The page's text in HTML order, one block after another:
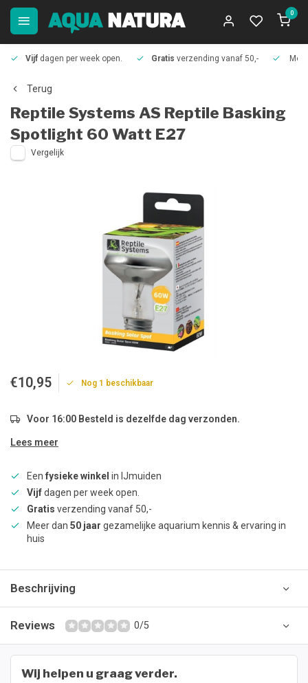
0
Vijf dagen per week open. Gratis verzending vanaf 50,-
Terug
Reptile Systems AS Reptile Basking
Spotlight 60 Watt E27
Vergelijk
€10,95 Nog 1 beschikbaar
Voor 16:00 Besteld is dezelfde dag verzonden.
Lees meer
Een fysieke winkel in IJmuiden
Vijfdagen per week open.
Gratis verzending vanaf 50,-
Meer dan 50 jaar gezamelijke aquarium kennis & ervaring in
huis
Beschrijving
Reviews 0/5
Wij helpen u graag verder.